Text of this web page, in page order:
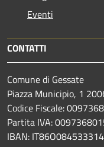
Eventi
CONTATTI
Comune di Gessate
Piazza Municipio, 1
Codice Fiscale:
Partita IVA:
IBAN: